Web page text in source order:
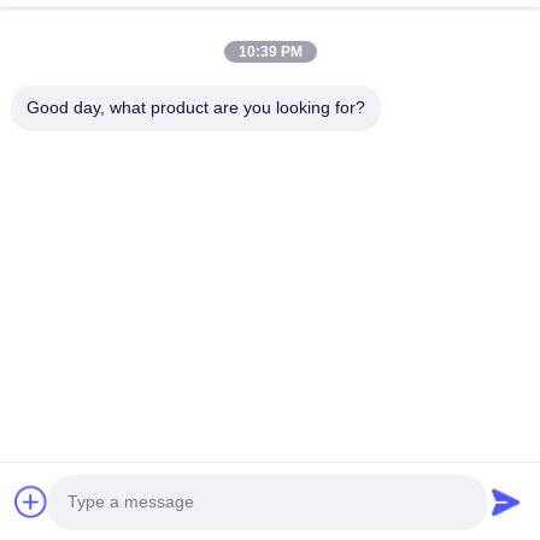
Senden Sie
© 2026 Acme (Shenzhen) Technology Co., Ltd. All Rights Reserved.
10:39 PM
Good day, what product are you looking for?